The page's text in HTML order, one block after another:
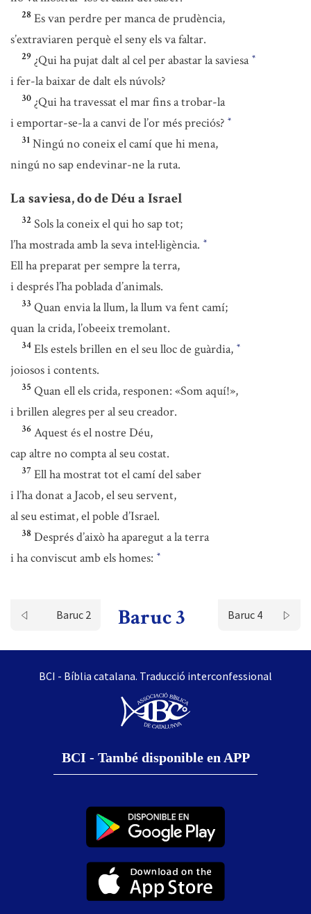
28 Es van perdre per manca de prudència,
s’extraviaren perquè el seny els va faltar.
29 ¿Qui ha pujat dalt al cel per abastar la saviesa *
i fer-la baixar de dalt els núvols?
30 ¿Qui ha travessat el mar fins a trobar-la
i emportar-se-la a canvi de l’or més preciós? *
31 Ningú no coneix el camí que hi mena,
ningú no sap endevinar-ne la ruta.
La saviesa, do de Déu a Israel
32 Sols la coneix el qui ho sap tot;
l’ha mostrada amb la seva intel·ligència. *
Ell ha preparat per sempre la terra,
i després l’ha poblada d’animals.
33 Quan envia la llum, la llum va fent camí;
quan la crida, l’obeeix tremolant.
34 Els estels brillen en el seu lloc de guàrdia, *
joiosos i contents.
35 Quan ell els crida, responen: «Som aquí!»,
i brillen alegres per al seu creador.
36 Aquest és el nostre Déu,
cap altre no compta al seu costat.
37 Ell ha mostrat tot el camí del saber
i l’ha donat a Jacob, el seu servent,
al seu estimat, el poble d’Israel.
38 Després d’això ha aparegut a la terra
i ha conviscut amb els homes: *
Baruc 2 Baruc 3 Baruc 4
BCI - Bíblia catalana. Traducció interconfessional
BCI - També disponible en APP